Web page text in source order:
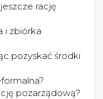
rację
i zbiórka
pozyskać środki
pozarządową?